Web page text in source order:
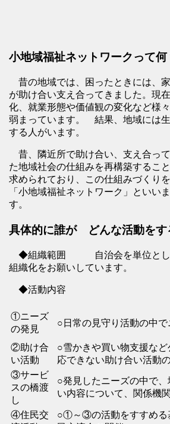
小地域福祉ネットワークって何
昔の地域では、困ったときには、
が助け合い支え合ってきました。現
化、就業形態や価値観の変化など様
弱まっています。 結果、地域には
する人がいます。
昔、隣近所で助け合い、支え合っ
た地域社会の仕組みを再構築するこ
求められており、この仕組みづくりを
「小地域福祉ネットワーク」といいま
す。
具体的に誰が どんな活動をす
◆組織範囲 自治会を単位とし
組織化をお願いしています。
◆活動内容
①ニーズ
の発見
○日常の見守り活動の中
②助け合
い活動
○雪かきや買い物支援な
応できない助け合い活動
③サービ
スの橋渡
し
○発見したニーズの中で
い内容について、関係機
④住民交
○①～③の活動をすすめる